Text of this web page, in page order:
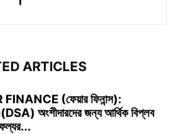
ARTICLES
FINANCE (ফেয়ার ফিনান্স):
অংশীদারদের জন্য আর্থিক বিপ্লব